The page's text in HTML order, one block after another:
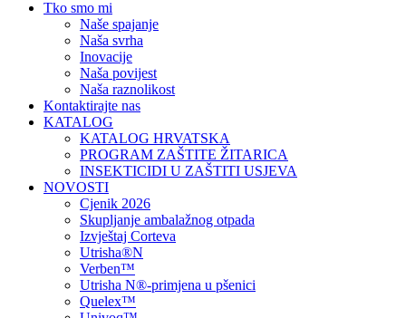
Tko smo mi
Naše spajanje
Naša svrha
Inovacije
Naša povijest
Naša raznolikost
Kontaktirajte nas
KATALOG
KATALOG HRVATSKA
PROGRAM ZAŠTITE ŽITARICA
INSEKTICIDI U ZAŠTITI USJEVA
NOVOSTI
Cjenik 2026
Skupljanje ambalažnog otpada
Izvještaj Corteva
Utrisha®N
Verben™
Utrisha N®-primjena u pšenici
Quelex™